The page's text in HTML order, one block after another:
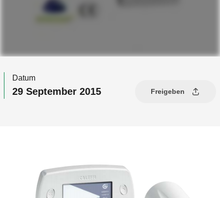
Datum
29 September 2015 Freigeben